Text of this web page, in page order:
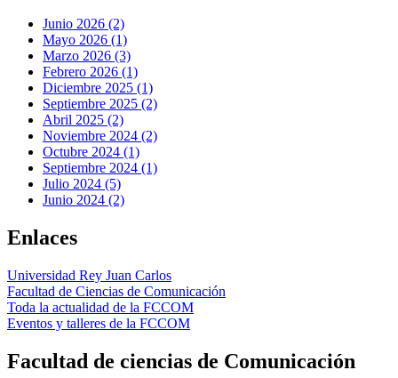
Junio 2026 (2)
Mayo 2026 (1)
Marzo 2026 (3)
Febrero 2026 (1)
Diciembre 2025 (1)
Septiembre 2025 (2)
Abril 2025 (2)
Noviembre 2024 (2)
Octubre 2024 (1)
Septiembre 2024 (1)
Julio 2024 (5)
Junio 2024 (2)
Enlaces
Universidad Rey Juan Carlos
Facultad de Ciencias de Comunicación
Toda la actualidad de la FCCOM
Eventos y talleres de la FCCOM
Facultad de ciencias de Comunicación